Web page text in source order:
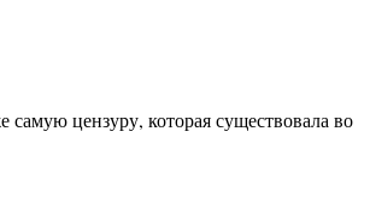
цензуру, которая существовала во